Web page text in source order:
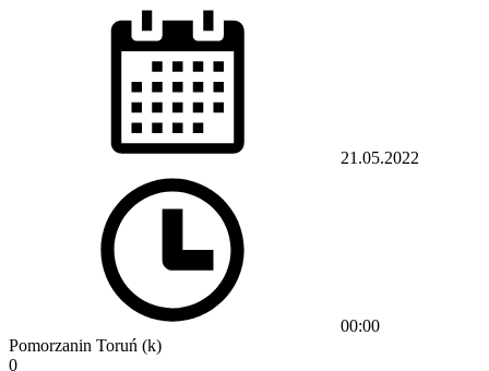
21.05.2022
00:00
Pomorzanin Toruń (k)
0